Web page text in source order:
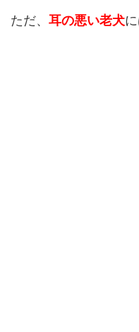
ただ、 耳の悪い老犬